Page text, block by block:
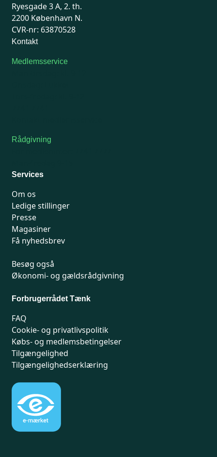
Ryesgade 3 A, 2. th.
2200 København N.
CVR-nr: 63870528
Kontakt
Medlemsservice
Rådgivning
Services
Om os
Ledige stillinger
Presse
Magasiner
Få nyhedsbrev
Besøg også
Økonomi- og gældsrådgivning
Forbrugerrådet Tænk
FAQ
Cookie- og privatlivspolitik
Købs- og medlemsbetingelser
Tilgængelighed
Tilgængelighedserklæring